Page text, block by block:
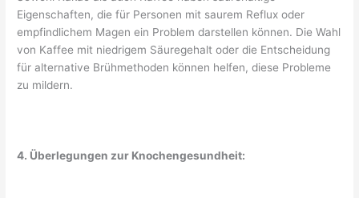
Eigenschaften, die für Personen mit saurem Reflux oder
empfindlichem Magen ein Problem darstellen können. Die Wahl
von Kaffee mit niedrigem Säuregehalt oder die Entscheidung
für alternative Brühmethoden können helfen, diese Probleme
zu mildern.
4. Überlegungen zur Knochengesundheit: